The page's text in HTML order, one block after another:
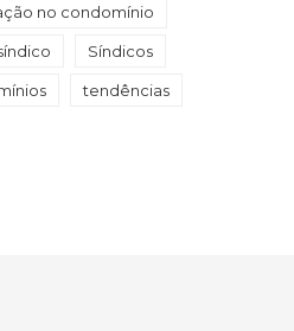
no condomínio
Síndicos
tendências